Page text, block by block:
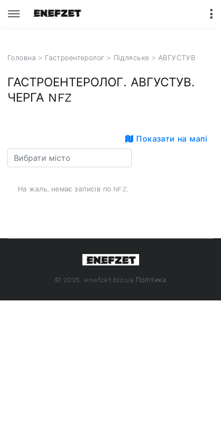
Головна > Гастроентеролог > Підляське > АВГУСТУВ
ГАСТРОЕНТЕРОЛОГ. АВГУСТУВ.
ЧЕРГА NFZ
Показати на мапі
На жаль, немає записів по NFZ.
© 2025. enefzet.biz.ua Політика